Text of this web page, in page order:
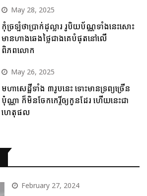
May 28, 2025
កុំច្រឡំថាប្រាក់ដុល្លារ រូបិយប័ណ្ណទាំងនេះសោះ
មានហាងឆេងថ្លៃជាងគេបំផុតនៅលើ
ពិភពលោក
May 26, 2025
មហាសេដ្ឋីទាំង ៣រូបនេះ ទោះមានទ្រព្យច្រើន
ប៉ុណ្ណា ក៏មិនចែកកេរ្តិ៍ឲ្យកូនដែរ ហើយនេះជា
ហេតុផល
February 27, 2024